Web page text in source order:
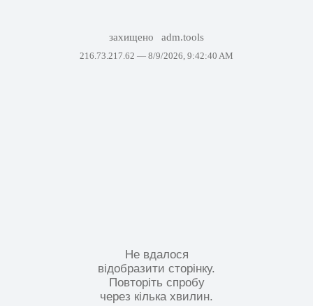
захищено adm.tools
216.73.217.62 — 8/9/2026, 9:42:40 AM
Не вдалося
відобразити сторінку.
Повторіть спробу
через кілька хвилин.